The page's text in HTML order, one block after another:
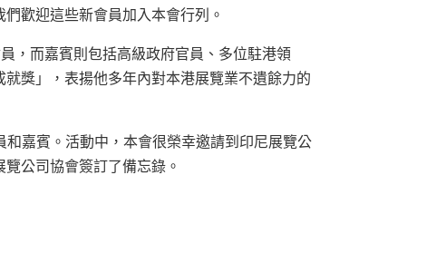
歡迎這些新會員加入本會行列。
，而嘉賓則包括高級政府官員、多位駐港領
獎」，表揚他多年內對本港展覽業不遺餘力的
嘉賓。活動中，本會很榮幸邀請到印尼展覽公
公司協會簽訂了備忘錄。